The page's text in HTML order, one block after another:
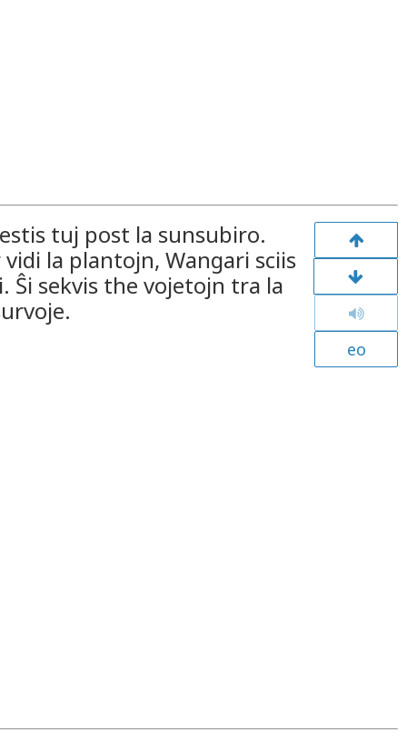
tuj post la sunsubiro.
la plantojn, Wangari sciis
Ŝi sekvis the vojetojn tra la
eo